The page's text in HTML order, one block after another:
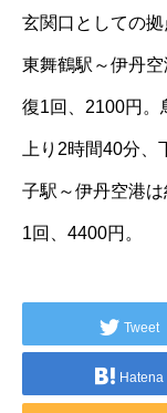
玄関口としての拠
東舞鶴駅～伊丹
復1回、2100円。
上り2時間40分
子駅～伊丹空港
1回、4400円。
Tweet
Hatena